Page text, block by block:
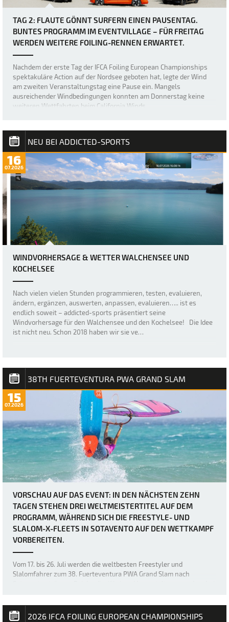
TAG 2: FLAUTE GÖNNT SURFERN EINEN PAUSENTAG.
BUNTES PROGRAMM IM EVENTVILLAGE – FÜR FREITAG
WERDEN WEITERE FOILING-RENNEN ERWARTET.
Nachdem der erste Tag der IFCA Foiling European Championships
spektakuläre Action auf der Nordsee geboten hat, legte der Wind
am zweiten Veranstaltungstag eine Pause ein. Mangels
ausreichender Windbedingungen konnten am Donnerstag keine
weiteren Wettfahrten beim California Winds…
NEU BEI ADDICTED-SPORTS
16
07.2026
WINDVORHERSAGE & WETTER WALCHENSEE UND
KOCHELSEE
Nach vielen vielen Stunden programmieren, testen, evaluieren,
ändern, ergänzen, auswerten, anpassen, evaluieren….. ist es
endlich soweit – addicted-sports präsentiert seine
Windvorhersage für den Walchensee und den Kochelsee! Die Idee
ist nicht neu. Schon 2018 haben wir sie ve…
38TH FUERTEVENTURA PWA GRAND SLAM
15
07.2026
VORSCHAU AUF DAS EVENT: IN DEN NÄCHSTEN ZEHN
TAGEN STEHEN DREI WELTMEISTERTITEL AUF DEM
PROGRAMM, WÄHREND SICH DIE FREESTYLE- UND
SLALOM-X-FLEETS IN SOTAVENTO AUF DEN WETTKAMPF
VORBEREITEN.
Vom 17. bis 26. Juli werden die weltbesten Freestyler und
Slalomfahrer zum 38. Fuerteventura PWA Grand Slam nach
Frauen sowie die Weltmeistertitel i…
2026 IFCA FOILING EUROPEAN CHAMPIONSHIPS